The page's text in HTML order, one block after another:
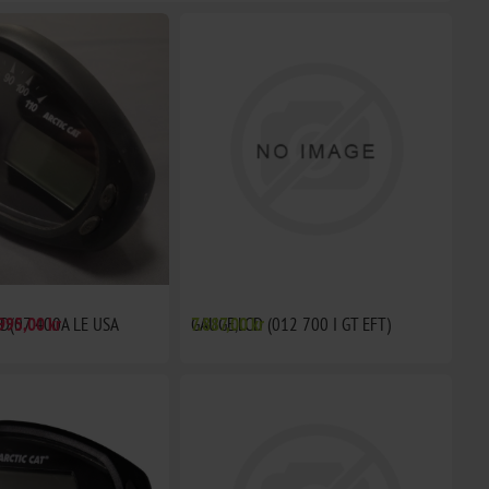
400A LE USA
kr GAUGE,LCD (012 700 I GT EFT)
7.887,00 kr